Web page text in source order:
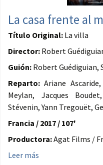
La casa frente al
Título Original: La villa
Director: Robert
Guión: Robert Guédiguian,
Reparto: Ariane
Meylan, Jacques
Stévenin, Yann Tregouët,
Francia / 2017 / 107'
Productora:Agat Films /
Leer más